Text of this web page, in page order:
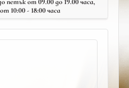
10:00 - 18:00 часа